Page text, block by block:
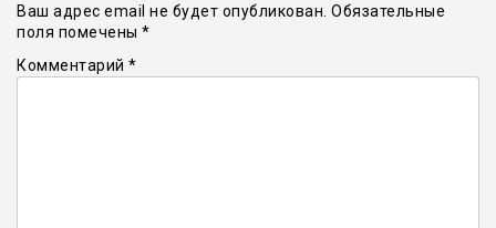
Ваш адрес email не будет опубликован. Обязательные
поля помечены *
Комментарий *